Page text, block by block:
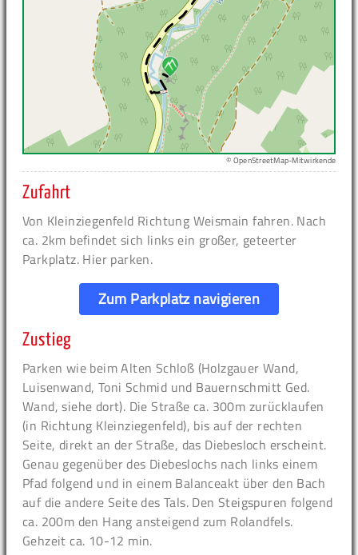
© OpenStreetMap-Mitwirkende
Zufahrt
Von Kleinziegenfeld Richtung Weismain fahren. Nach
ca. 2km befindet sich links ein großer, geteerter
Parkplatz. Hier parken.
Zum Parkplatz navigieren
Zustieg
Parken wie beim Alten Schloß (Holzgauer Wand,
Luisenwand, Toni Schmid und Bauernschmitt Ged.
Wand, siehe dort). Die Straße ca. 300m zurücklaufen
(in Richtung Kleinziegenfeld), bis auf der rechten
Seite, direkt an der Straße, das Diebesloch erscheint.
Genau gegenüber des Diebeslochs nach links einem
Pfad folgend und in einem Balanceakt über den Bach
auf die andere Seite des Tals. Den Steigspuren folgend
ca. 200m den Hang ansteigend zum Rolandfels.
Gehzeit ca. 10-12 min.